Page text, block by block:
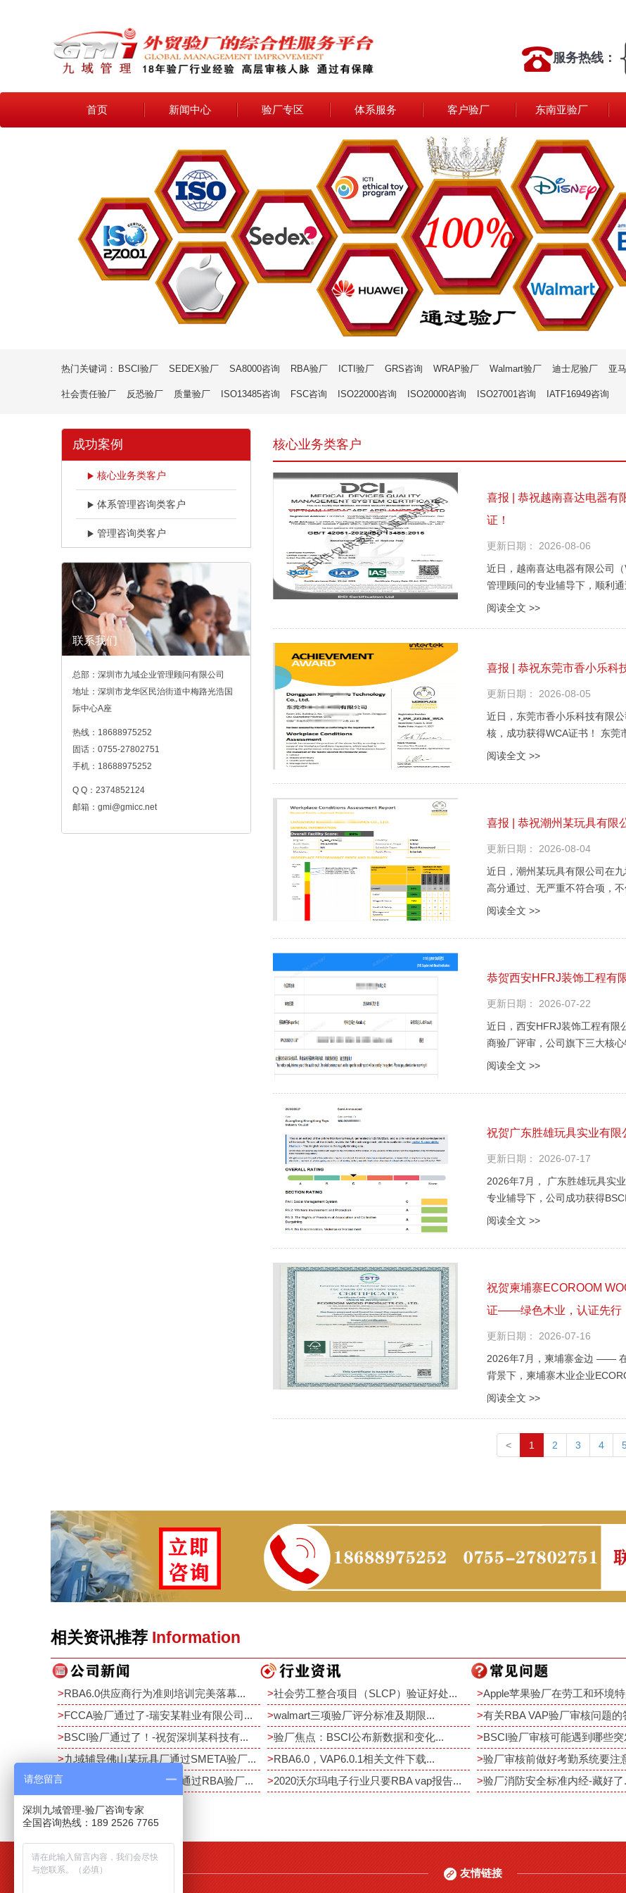
服务热线：
首页 新闻中心 验厂专区 体系服务 客户验厂 东南亚验厂
热门关键词： BSCI验厂 SEDEX验厂 SA8000咨询 RBA验厂 ICTI验厂 GRS咨询 WRAP验厂 Walmart验厂 迪士尼验厂 亚
社会责任验厂 反恐验厂 质量验厂 ISO13485咨询 FSC咨询 ISO22000咨询 ISO20000咨询 ISO27001咨询 IATF16949咨询
成功案例
核心业务类客户
体系管理咨询类客户
管理咨询类客户
联系我们
总部：深圳市九域企业管理顾问有限公司
地址：深圳市龙华区民治街道中梅路光浩国
际中心A座
热线：18688975252
固话：0755-27802751
手机：18688975252
Q Q：2374852124
邮箱：gmi@gmicc.net
核心业务类客户
喜报 | 恭祝越南喜达电器有
证！
更新日期：
2026-08-06
近日，越南喜达电器有限公司
管理顾问的专业辅导下，顺利
体系双认证审核，成功获得认
阅读全文 >>
喜报 | 恭祝东莞市香小乐科
更新日期：
2026-08-05
近日，东莞市香小乐科技有限
核，成功获得WCA证书！ 东莞
居日用化学品、清洁消毒用品
阅读全文 >>
喜报 | 恭祝潮州某玩具有限
更新日期：
2026-08-04
近日，潮州某玩具有限公司在
高分通过、无严重不符合项，
式进入迪士尼供应链！ 潮州某
阅读全文 >>
恭贺西安HFRJ装饰工程有
更新日期：
2026-07-22
近日，西安HFRJ装饰工程有
商验厂评审，公司旗下三大核
这一成果标志着西安HFRJ装饰
阅读全文 >>
祝贺广东胜雄玩具实业有
更新日期：
2026-07-17
2026年7月， 广东胜雄玩具实
专业辅导下，公司成功获得
意味着胜雄玩具在国际采购供
阅读全文 >>
祝贺柬埔寨ECOROOM
证——绿色木业，认证先行
更新日期：
2026-07-16
2026年7月，柬埔寨金边 ——
背景下，柬埔寨木业企业
九域企业管理顾问有限公司柬
阅读全文 >>
< 1 2 3 4
相关资讯推荐 Information
>RBA6.0供应商行为准则培训完美落幕...
>FCCA验厂通过了-瑞安某鞋业有限公司...
>BSCI验厂通过了！-祝贺深圳某科技有...
>九域辅导佛山某玩具厂通过SMETA验厂...
>
恭祝深圳某电子厂10月中通过RBA验厂...
>社会劳工整合项目（SLCP）验证好处...
>walmart三项验厂评分标准及期限...
>验厂焦点：BSCI公布新数据和变化...
>RBA6.0，VAP6.0.1相关文件下载...
>2020沃尔玛电子行业只要RBA vap报告...
>Apple苹果验厂在劳工和环境
>有关RBA VAP验厂审核问题的
>BSCI验厂审核可能遇到哪些突
>验厂审核前做好考勤系统要注
>验厂消防安全标准内经-藏好了
友情链接
请您留言
深圳九域管理-验厂咨询专家
全国咨询热线：189 2526 7765